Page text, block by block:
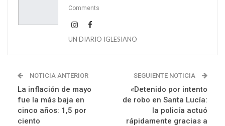
Comments
UN DIARIO IGLESIANO
NOTICIA ANTERIOR
La inflación de mayo
fue la más baja en
cinco años: 1,5 por
ciento
SEGUIENTE NOTICIA
«Detenido por intento
de robo en Santa Lucía:
la policía actuó
rápidamente gracias a